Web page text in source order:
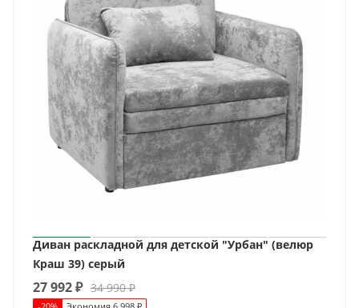
Диван раскладной для детской "Урбан" (велюр
Краш 39) серый
27 992₽ 34 990₽